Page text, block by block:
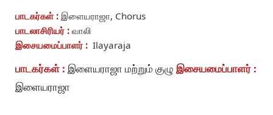
பாடகர்கள் : இளையராஜா, Chorus
பாடலாசிரியர் : வாலி
இசையமைப்பாளர் : Ilayaraja
பாடகர்கள் : இளையராஜா மற்றும் குழு இசையமைப்பாளர் :
இளையராஜா